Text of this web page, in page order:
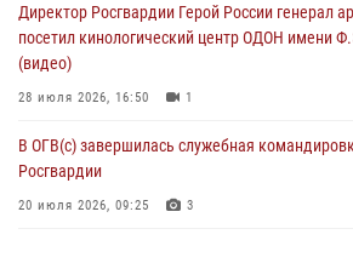
крупная нарколаборатория
Директор Росгвардии Герой России генерал
посетил кинологический центр ОДОН имени
(видео)
28 июля 2026, 16:50 1
В ОГВ(с) завершилась служебная
Росгвардии
20 июля 2026, 09:25 3